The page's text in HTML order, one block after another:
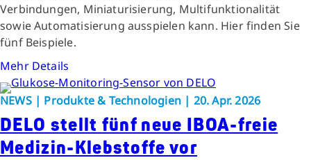
Verbindungen, Miniaturisierung, Multifunktionalität
sowie Automatisierung ausspielen kann. Hier finden Sie
fünf Beispiele.
Mehr Details
NEWS | Produkte & Technologien | 20. Apr. 2026
DELO stellt fünf neue IBOA-freie
Medizin-Klebstoffe vor